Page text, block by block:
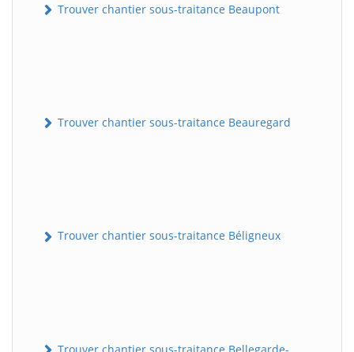
Trouver chantier sous-traitance Beaupont
Trouver chantier sous-traitance Beauregard
Trouver chantier sous-traitance Béligneux
Trouver chantier sous-traitance Bellegarde-